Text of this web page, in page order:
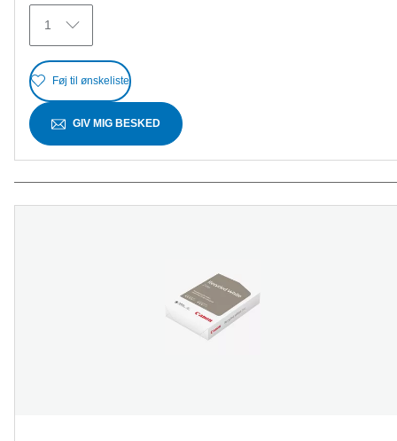
45
anmeldelser
1
Føj til ønskeliste
GIV MIG BESKED